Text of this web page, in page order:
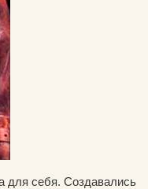
для себя. Создавались